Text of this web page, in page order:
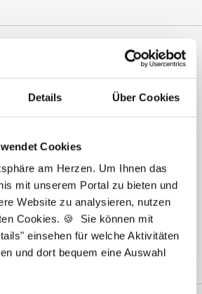
Details Über Cookies
Cookies
am Herzen. Um Ihnen das
mit unserem Portal zu bieten und
Website zu analysieren, nutzen
Cookies. 🍪 Sie können mit
einsehen für welche Aktivitäten
und dort bequem eine Auswahl
in der
🌟
Voll- oder Teilzeit ab sofort in